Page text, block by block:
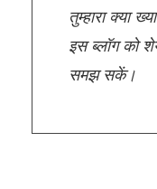
तुम्हारा क्या
इस ब्लॉग को
समझ सकें।